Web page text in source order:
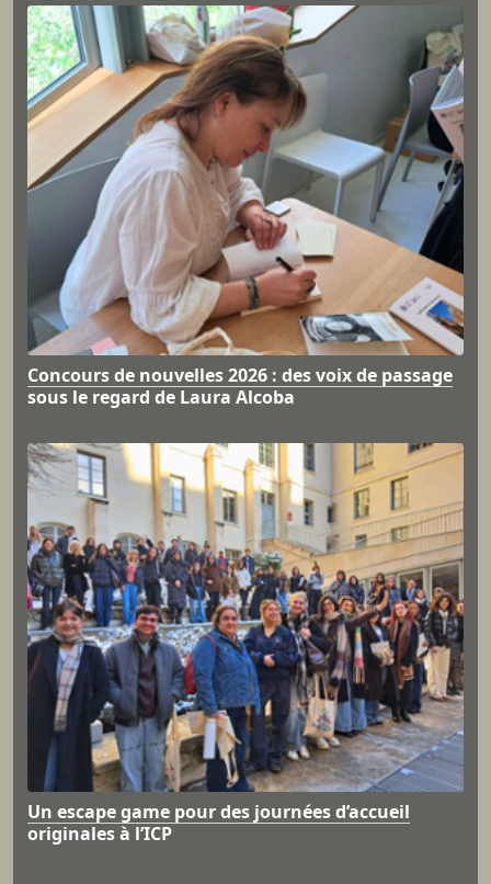
Concours de nouvelles 2026 : des voix de passage
sous le regard de Laura Alcoba
Un escape game pour des journées d’accueil
originales à l’ICP